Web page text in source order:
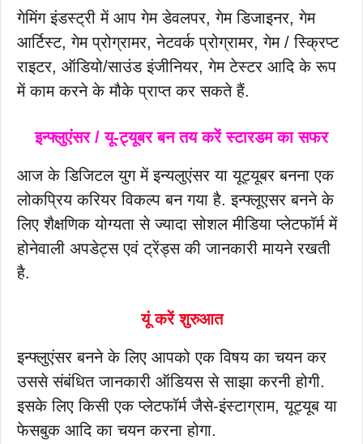
गेमिंग इंडस्ट्री में आप गेम डेवलपर, गेम डिजाइनर, गेम
आर्टिस्ट, गेम प्रोग्रामर, नेटवर्क प्रोग्रामर, गेम / स्क्रिप्ट
राइटर, ऑडियो/साउंड इंजीनियर, गेम टेस्टर आदि के रूप
में काम करने के मौके प्राप्त कर सकते हैं.
इन्फ्लुएंसर / यू-ट्यूबर बन तय करें स्टारडम का सफर
आज के डिजिटल युग में इन्यलुएंसर या यूट्यूबर बनना एक
लोकप्रिय करियर विकल्प बन गया है. इन्फ्लूएसर बनने के
लिए शैक्षणिक योग्यता से ज्यादा सोशल मीडिया प्लेटफॉर्म में
होनेवाली अपडेट्स एवं ट्रेंड्स की जानकारी मायने रखती
है.
यूं करें शुरुआत
इन्फ्लुएंसर बनने के लिए आपको एक विषय का चयन कर
उससे संबंधित जानकारी ऑडियस से साझा करनी होगी.
इसके लिए किसी एक प्लेटफॉर्म जैसे-इंस्टाग्राम, यूट्यूब या
फेसबुक आदि का चयन करना होगा.